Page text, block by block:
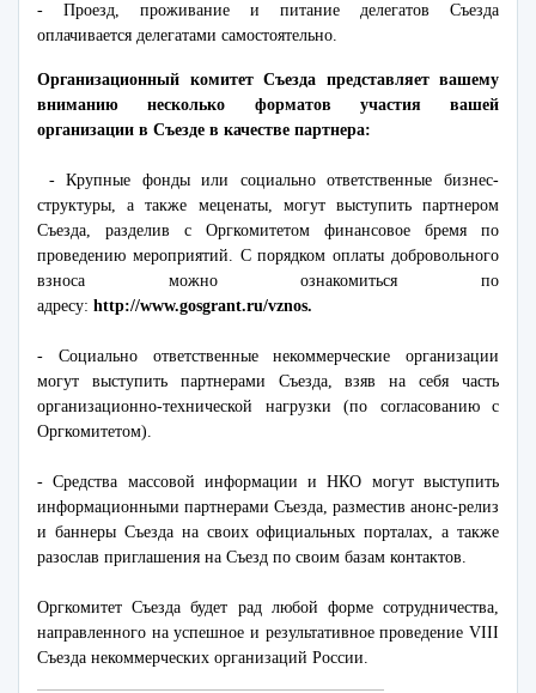
- Проезд, проживание и питание делегатов Съезда
оплачивается делегатами самостоятельно.
Организационный комитет Съезда представляет вашему
вниманию несколько форматов участия вашей
организации в Съезде в качестве партнера:
- Крупные фонды или социально ответственные бизнес-
структуры, а также меценаты, могут выступить партнером
Съезда, разделив с Оргкомитетом финансовое бремя по
проведению мероприятий. С порядком оплаты добровольного
взноса можно ознакомиться по
адресу: http://www.gosgrant.ru/vznos.
- Социально ответственные некоммерческие организации
могут выступить партнерами Съезда, взяв на себя часть
организационно-технической нагрузки (по согласованию с
Оргкомитетом).
- Средства массовой информации и НКО могут выступить
информационными партнерами Съезда, разместив анонс-релиз
и баннеры Съезда на своих официальных порталах, а также
разослав приглашения на Съезд по своим базам контактов.
Оргкомитет Съезда будет рад любой форме сотрудничества,
направленного на успешное и результативное проведение VIII
Съезда некоммерческих организаций России.